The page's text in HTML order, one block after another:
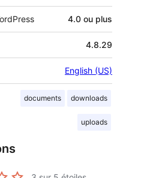
4.0 ou plus
4.8.29
English (US)
documents downloads
uploads